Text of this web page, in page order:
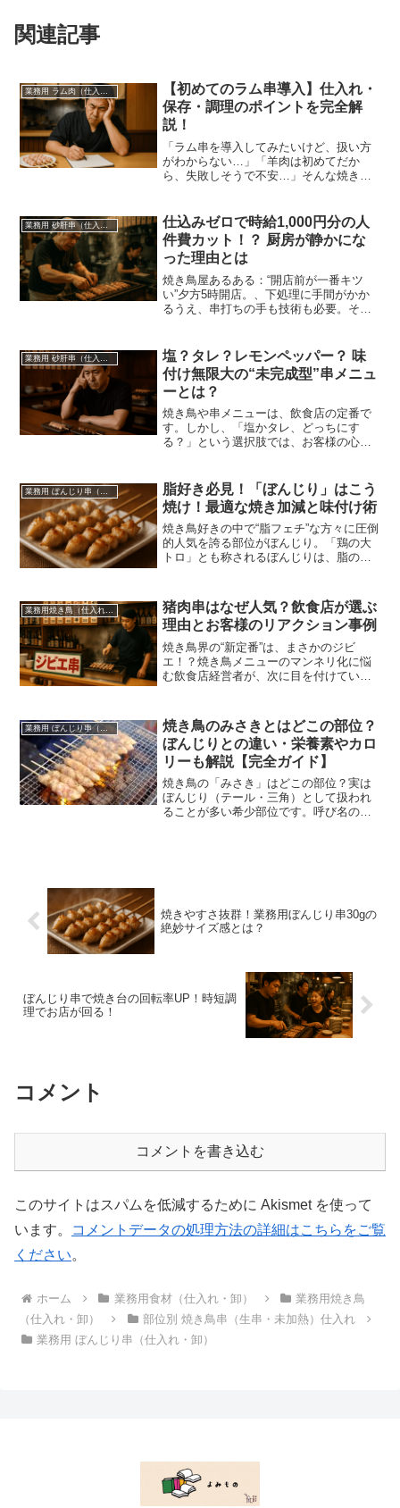
関連記事
業務用 ラム肉（仕入れ・卸）
【初めてのラム串導入】仕入れ・
保存・調理のポイントを完全解
説！
「ラム串を導入してみたいけど、扱い方
がわからない…」「羊肉は初めてだか
ら、失敗しそうで不安…」そんな焼き鳥
仕入れ・保存・調理の基本を完全解説し
ます。
仕込みゼロで時給1,000円分の人
件費カット！？ 厨房が静かにな
った理由とは
焼き鳥屋あるある：“開店前が一番キツ
い”夕方5時開店。、下処理に手間がかか
るうえ、串打ちの手も技術も必要。そん
塩？タレ？レモンペッパー？ 味
付け無限大の“未完成型”串メニュ
ーとは？
焼き鳥や串メニューは、飲食店の定番で
す。しかし、「塩かタレ、どっちにす
る？」という選択肢では、お客様の心に
ンな串です。
業務用 ぼんじり串（仕入れ・卸）
脂好き必見！「ぼんじり」はこう
焼け！最適な焼き加減と味付け術
焼き鳥好きの中で“脂フェチ”な方々に圧倒
的人気を誇る部位がぼんじり。「鶏の大
トロ」とも称されるぼんじりは、脂の旨
多いからこそ「うまく焼けない」という
悩みを抱える料理人も多いです。
猪肉串はなぜ人気？飲食店が選ぶ
理由とお客様のリアクション事例
焼き鳥界の“新定番”は、まさかのジビ
エ！？焼き鳥メニューのマンネリ化に悩
む飲食店経営者が、次に目を付けている
こともありますが、実は最近、飲食店の
間で人気急上昇中です。
焼き鳥のみさきとはどこの部位？
ぼんじりとの違い・栄養素やカロ
リーも解説【完全ガイド】
焼き鳥の「みさき」はどこの部位？実は
ぼんじり（テール・三角）として扱われ
ることが多い希少部位です。呼び名の違
焼きやすさ抜群！業務用ぼんじり串30gの
絶妙サイズ感とは？
ぼんじり串で焼き台の回転率UP！時短調
理でお店が回る！
コメント
コメントを書き込む
このサイトはスパムを低減するために Akismet を使って
います。
コメントデータの処理方法の詳細はこちらをご覧
ください。
ホーム 業務用食材（仕入れ・卸）
業務用焼き鳥
（仕入れ・卸）
部位別 焼き鳥串（生串・未加熱）仕入れ
業務用 ぼんじり串（仕入れ・卸）